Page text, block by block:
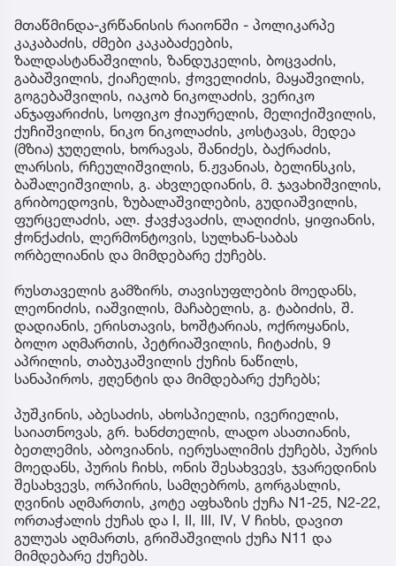
მთაწმინდა-კრწანისის რაიონში - პოლიკარპე
კაკაბაძის, ძმები კაკაბაძეების,
ზალდასტანაშვილის, ზანდუკელის, ბოცვაძის,
გაბაშვილის, ქიაჩელის, ჭოველიძის, მაყაშვილის,
გოგებაშვილის, იაკობ ნიკოლაძის, ვერიკო
ანჯაფარიძის, სოფიკო ჭიაურელის, მელიქიშვილის,
ქუჩიშვილის, ნიკო ნიკოლაძის, კოსტავას, მედეა
(მზია) ჯუღელის, ხორავას, შანიძეს, ბაქრაძის,
ლარსის, რჩეულიშვილის, ნ.ჟვანიას, ბელინსკის,
ბაშალეიშვილის, გ. ახვლედიანის, მ. ჯავახიშვილის,
გრიბოედოვის, ზუბალაშვილების, გუდიაშვილის,
ფურცელაძის, ალ. ჭავჭავაძის, ლაღიძის, ყიფიანის,
ჭონქაძის, ლერმონტოვის, სულხან-საბას
ორბელიანის და მიმდებარე ქუჩებს.
რუსთაველის გამზირს, თავისუფლების მოედანს,
ლეონიძის, იაშვილის, მაჩაბელის, გ. ტაბიძის, შ.
დადიანის, ერისთავის, ხოშტარიას, ოქროყანის,
ბოლო აღმართის, პეტრიაშვილის, ჩიტაძის, 9
აპრილის, თაბუკაშვილის ქუჩის ნაწილს,
სანაპიროს, ჟღენტის და მიმდებარე ქუჩებს;
პუშკინის, აბესაძის, ახოსპიელის, ივერიელის,
საიათნოვას, გრ. ხანძთელის, ლადო ასათიანის,
ბეთლემის, აბოვიანის, იერუსალიმის ქუჩებს, პურის
მოედანს, პურის ჩიხს, ონის შესახვევს, ჯვარედინის
შესახვევს, ორპირის, სამღებროს, გორგასლის,
ღვინის აღმართის, კოტე აფხაზის ქუჩა N1-25, N2-22,
ორთაჭალის ქუჩას და I, II, III, IV, V ჩიხს, დავით
გულუას აღმართს, გრიშაშვილის ქუჩა N11 და
მიმდებარე ქუჩებს.